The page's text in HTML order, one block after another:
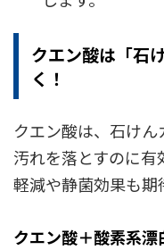
クエン酸は「石
く！
クエン酸は、石け
汚れを落とすのに有
軽減や静菌効果も期
クエン酸＋酸素系